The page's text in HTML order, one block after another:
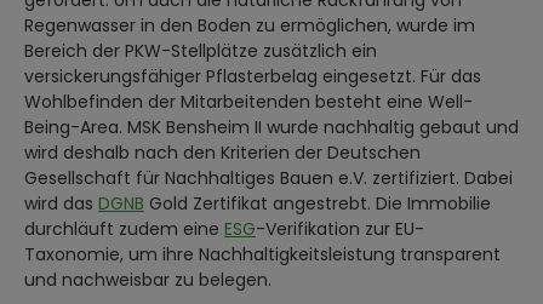
Regenwasser in den Boden zu ermöglichen, wurde im
Bereich der PKW-Stellplätze zusätzlich ein
versickerungsfähiger Pflasterbelag eingesetzt. Für das
Wohlbefinden der Mitarbeitenden besteht eine Well-
Being-Area. MSK Bensheim II wurde nachhaltig gebaut und
wird deshalb nach den Kriterien der Deutschen
Gesellschaft für Nachhaltiges Bauen e.V. zertifiziert. Dabei
wird das DGNB Gold Zertifikat angestrebt. Die Immobilie
durchläuft zudem eine ESG-Verifikation zur EU-
Taxonomie, um ihre Nachhaltigkeitsleistung transparent
und nachweisbar zu belegen.